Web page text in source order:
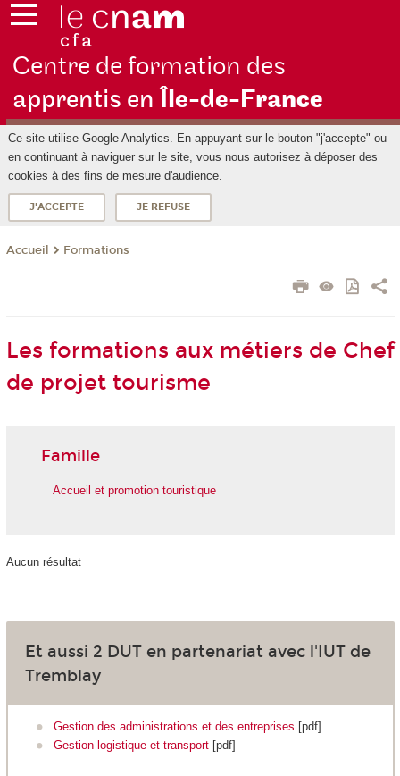
Centre de formation des
apprentis en Île-de-France
Ce site utilise Google Analytics. En appuyant sur le bouton "j'accepte" ou
en continuant à naviguer sur le site, vous nous autorisez à déposer des
cookies à des fins de mesure d'audience.
J'ACCEPTE JE REFUSE
Accueil Formations
Les formations aux métiers de Chef
de projet tourisme
Famille
Accueil et promotion touristique
Aucun résultat
Et aussi 2 DUT en partenariat avec l'IUT de
Tremblay
Gestion des administrations et des entreprises [pdf]
Gestion logistique et transport [pdf]